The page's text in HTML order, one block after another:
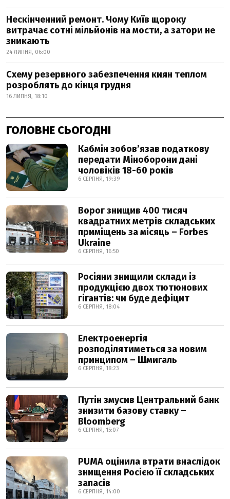
Нескінченний ремонт. Чому Київ щороку
витрачає сотні мільйонів на мости, а затори не
зникають
24 ЛИПНЯ, 06:00
Схему резервного забезпечення киян теплом
розроблять до кінця грудня
16 ЛИПНЯ, 18:10
ГОЛОВНЕ СЬОГОДНІ
Кабмін зобовʼязав податкову
передати Міноборони дані
чоловіків 18-60 років
6 СЕРПНЯ, 19:39
Ворог знищив 400 тисяч
квадратних метрів складських
приміщень за місяць – Forbes
Ukraine
6 СЕРПНЯ, 16:50
Росіяни знищили склади із
продукцією двох тютюнових
гігантів: чи буде дефіцит
6 СЕРПНЯ, 18:04
Електроенергія
розподілятиметься за новим
принципом – Шмигаль
6 СЕРПНЯ, 18:23
Путін змусив Центральний банк
знизити базову ставку –
Bloomberg
6 СЕРПНЯ, 15:07
PUMA оцінила втрати внаслідок
знищення Росією її складських
запасів
6 СЕРПНЯ, 14:00